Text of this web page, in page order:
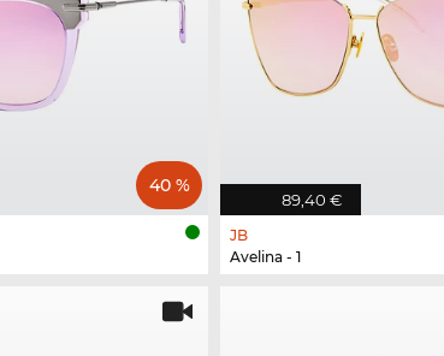
40 %
89,40 €
JB
Avelina - 1